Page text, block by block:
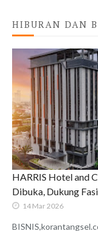
HIBURAN DAN
HARRIS Hotel and
Dibuka, Dukung
14 Mar 2026